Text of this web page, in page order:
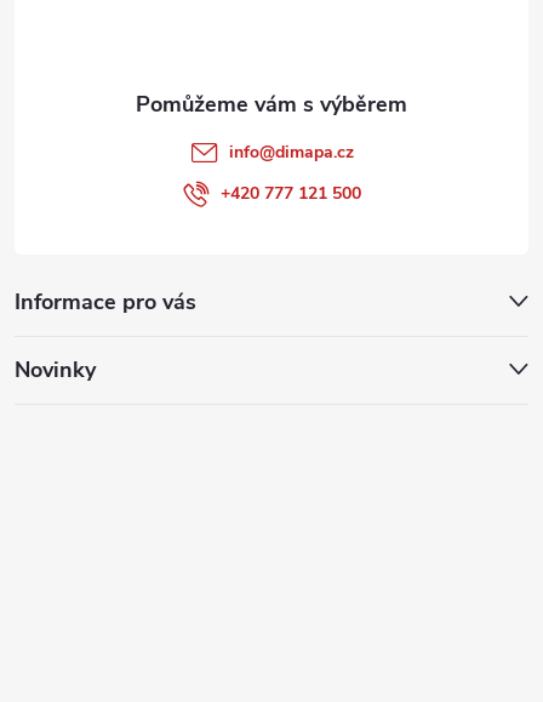
Informace pro vás
Novinky
info@dimapa.cz
+420 777 121 500